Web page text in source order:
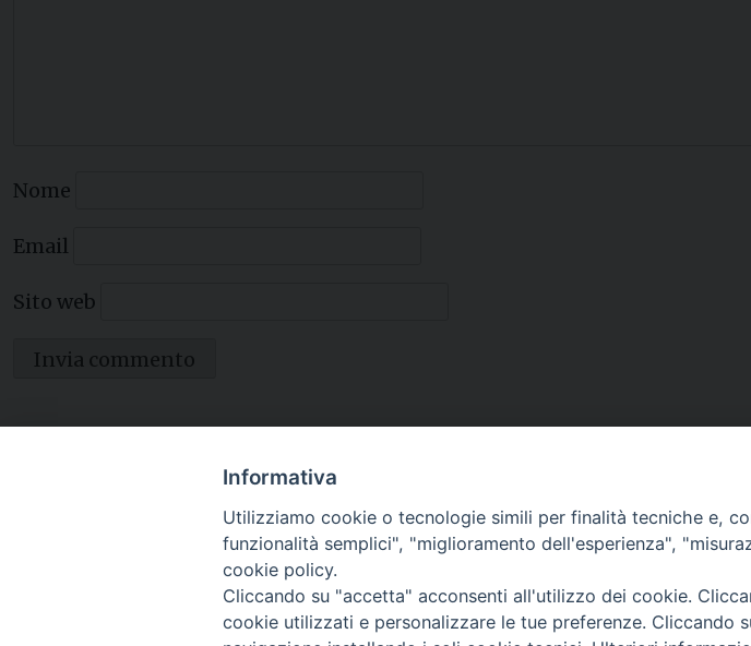
Nome
Email
Sito web
Contatti
Curia
Palazzo De
Informativa
Utilizziamo cookie o tecnologie simili per finalità tecniche e,
funzionalità semplici", "miglioramento dell'esperienza",
cookie policy.
Cliccando su "accetta" acconsenti all'utilizzo dei cookie.
cookie utilizzati e personalizzare le tue preferenze. Cliccando